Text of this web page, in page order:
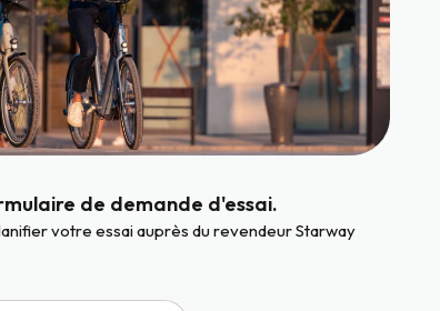
de demande d'essai.
votre essai auprès du revendeur Starway